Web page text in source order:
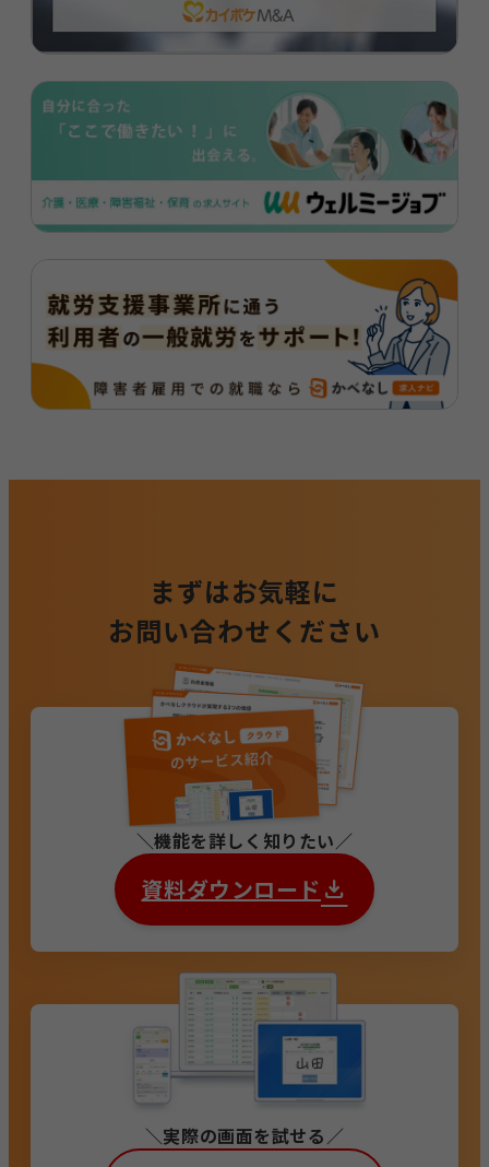
まずはお気軽に
お問い合わせください
実際の画面を試せる
機能を詳しく知りたい
資料ダウンロード